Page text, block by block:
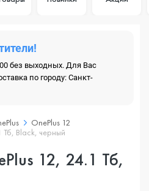
без выходных. Для Вас
по городу: Санкт-
OnePlus 12
Black, черный
12, 24.1 Тб,